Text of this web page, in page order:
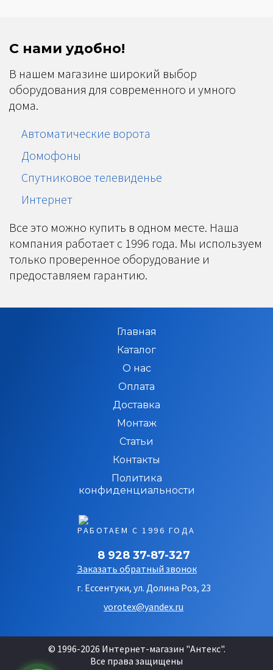
С нами удобно!
В нашем магазине широкий выбор
оборудования для современного и умного
дома.
Автоматические ворота
Домофоны
Спутниковое телевиденье
Интернет
Все это можно купить в одном месте. Наша
компания работает с 1996 года. Мы используем
только проверенное оборудование и
предоставляем гарантию.
РАБОТАЕМ С 1996 ГОДА
Главная
Каталог
О нас
Оплата
Доставка
Монтаж
Статьи
Контакты
Политика
конфиденциальности
8 928 37-87-327
Заказать обратный звонок
г. Ессентуки, ул. Долина Роз, 23
vorotex@yandex.ru
© 1996-2026 Интернет-магазин "Антекс".
Все права защищены